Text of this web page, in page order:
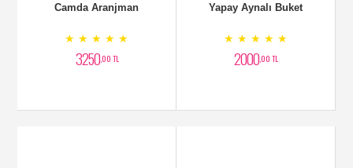
Camda Aranjman
★ ★ ★ ★ ★
3250,00 TL
Yapay Aynalı Buket
★ ★ ★ ★ ★
2000,00 TL